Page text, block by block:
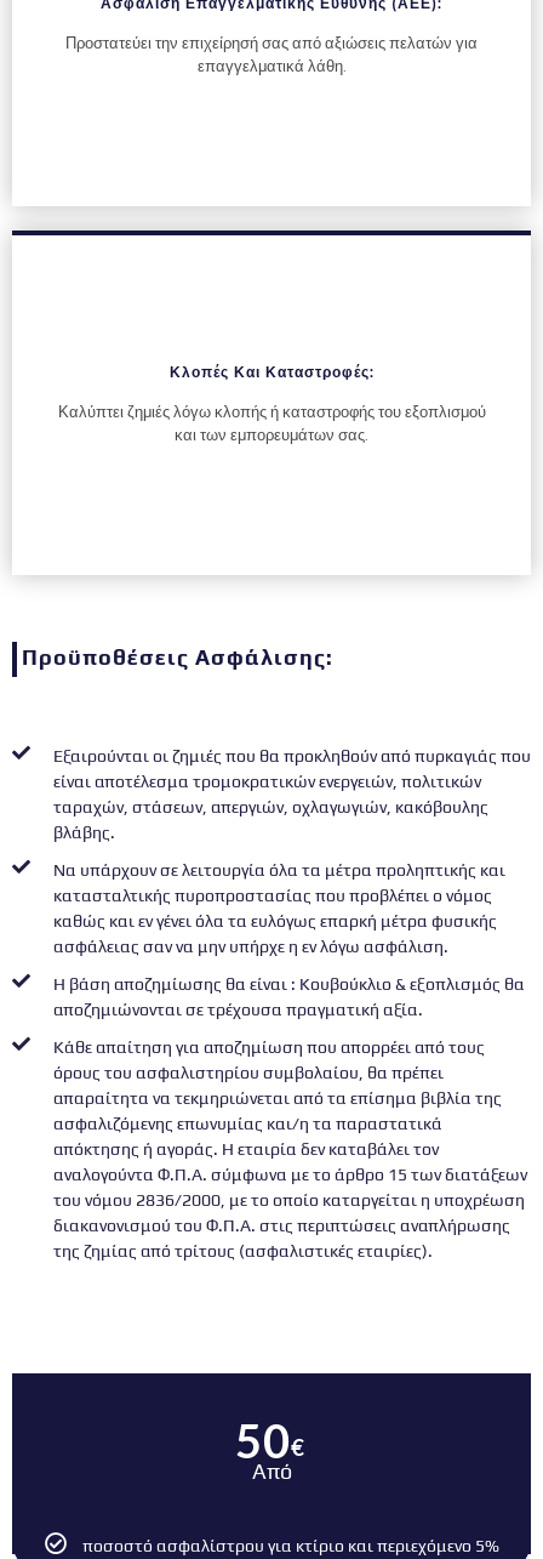
Προστατεύει την επιχείρησή σας από αξιώσεις πελατών για
επαγγελματικά λάθη.
Κλοπές Και Καταστροφές:
Καλύπτει ζημιές λόγω κλοπής ή καταστροφής του εξοπλισμού
και των εμπορευμάτων σας.
Προϋποθέσεις Ασφάλισης:
Εξαιρούνται οι ζημιές που θα προκληθούν από πυρκαγιάς που
είναι αποτέλεσμα τρομοκρατικών ενεργειών, πολιτικών
ταραχών, στάσεων, απεργιών, οχλαγωγιών, κακόβουλης
βλάβης.
Να υπάρχουν σε λειτουργία όλα τα μέτρα προληπτικής και
κατασταλτικής πυροπροστασίας που προβλέπει ο νόμος
καθώς και εν γένει όλα τα ευλόγως επαρκή μέτρα φυσικής
ασφάλειας σαν να μην υπήρχε η εν λόγω ασφάλιση.
Η βάση αποζημίωσης θα είναι : Κουβούκλιο & εξοπλισμός θα
αποζημιώνονται σε τρέχουσα πραγματική αξία.
Κάθε απαίτηση για αποζημίωση που απορρέει από τους
όρους του ασφαλιστηρίου συμβολαίου, θα πρέπει
απαραίτητα να τεκμηριώνεται από τα επίσημα βιβλία της
ασφαλιζόμενης επωνυμίας και/η τα παραστατικά
απόκτησης ή αγοράς. Η εταιρία δεν καταβάλει τον
αναλογούντα Φ.Π.Α. σύμφωνα με το άρθρο 15 των διατάξεων
του νόμου 2836/2000, με το οποίο καταργείται η υποχρέωση
διακανονισμού του Φ.Π.Α. στις περιπτώσεις αναπλήρωσης
της ζημίας από τρίτους (ασφαλιστικές εταιρίες).
50€
Από
ποσοστό ασφαλίστρου για κτίριο και περιεχόμενο 5%